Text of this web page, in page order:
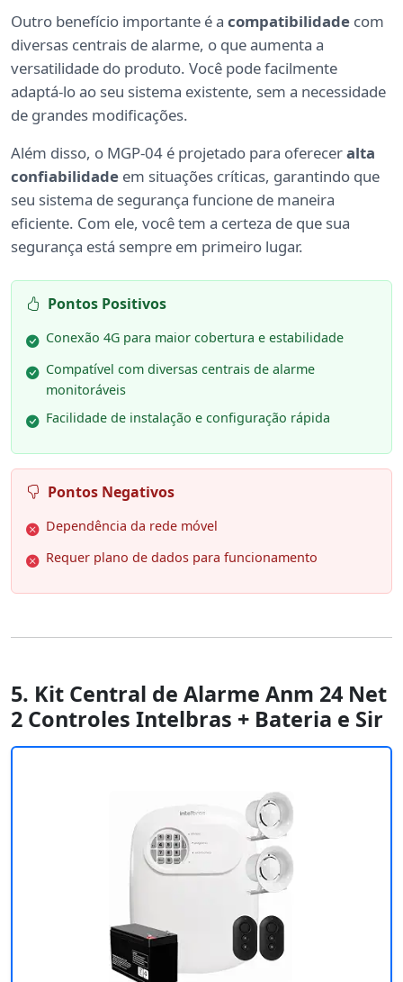
Outro benefício importante é a compatibilidade com
diversas centrais de alarme, o que aumenta a
versatilidade do produto. Você pode facilmente
adaptá-lo ao seu sistema existente, sem a necessidade
de grandes modificações.
Além disso, o MGP-04 é projetado para ofereceralta
confiabilidade em situações críticas, garantindo que
seu sistema de segurança funcione de maneira
eficiente. Com ele, você tem a certeza de que sua
segurança está sempre em primeiro lugar.
Pontos Positivos
Conexão 4G para maior cobertura e estabilidade
Compatível com diversas centrais de alarme
monitoráveis
Facilidade de instalação e configuração rápida
Pontos Negativos
Dependência da rede móvel
Requer plano de dados para funcionamento
5. Kit Central de Alarme Anm 24 Net
2 Controles Intelbras + Bateria e Sir